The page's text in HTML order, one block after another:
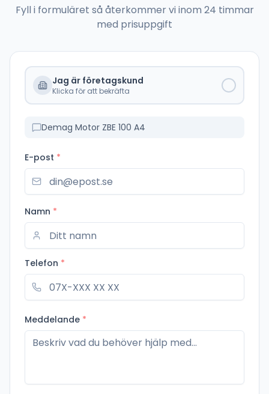
Fyll i formuläret så återkommer vi inom 24 timmar
med prisuppgift
Jag är företagskund
Klicka för att bekräfta
Demag Motor ZBE 100 A4
E-post *
Namn *
Telefon *
Meddelande *